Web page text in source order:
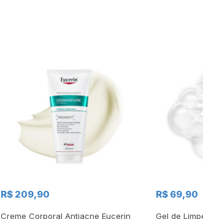
R$ 209,90
Creme Corporal Antiacne Eucerin
R$ 69,90
Gel de